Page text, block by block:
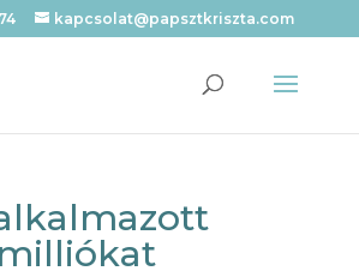
kapcsolat@papsztkriszta.com